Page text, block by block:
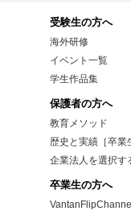
受験生の方へ
海外研修
イベント一覧
学生作品集
保護者の方へ
教育メソッド
歴史と実績［卒業
企業法人を選択す
卒業生の方へ